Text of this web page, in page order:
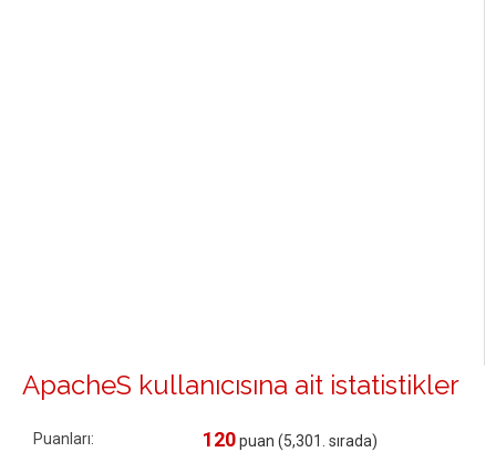
ApacheS kullanıcısına ait istatistikler
Puanları: 120puan (5,301 . sırada)